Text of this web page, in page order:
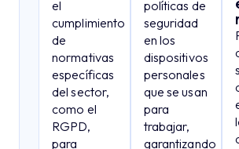
el
cumplimiento
de
normativas
específicas
del sector,
como el
RGPD,
para
políticas de
seguridad
en los
dispositivos
personales
que se usan
para
trabajar,
garantizando